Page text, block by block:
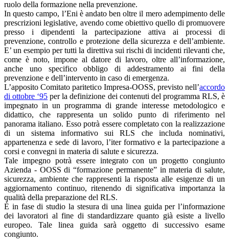
ruolo della formazione nella prevenzione.
In questo campo, l’Eni è andato ben oltre il mero adempimento delle
prescrizioni legislative, avendo come obiettivo quello di promuovere
presso i dipendenti la partecipazione attiva ai processi di
prevenzione, controllo e protezione della sicurezza e dell’ambiente.
E’ un esempio per tutti la direttiva sui rischi di incidenti rilevanti che,
come è noto, impone al datore di lavoro, oltre all’informazione,
anche uno specifico obbligo di addestramento ai fini della
prevenzione e dell’intervento in caso di emergenza.
L’apposito Comitato paritetico Impresa-OOSS, previsto nell’accordo
di ottobre ‘95 per la definizione dei contenuti del programma RLS, è
impegnato in un programma di grande interesse metodologico e
didattico, che rappresenta un solido punto di riferimento nel
panorama italiano. Esso potrà essere completato con la realizzazione
di un sistema informativo sui RLS che includa nominativi,
appartenenza e sede di lavoro, l’iter formativo e la partecipazione a
corsi e convegni in materia di salute e sicurezza.
Tale impegno potrà essere integrato con un progetto congiunto
Azienda - OOSS di “formazione permanente” in materia di salute,
sicurezza, ambiente che rappresenti la risposta alle esigenze di un
aggiornamento continuo, ritenendo di significativa importanza la
qualità della preparazione del RLS.
È in fase di studio la stesura di una linea guida per l’informazione
dei lavoratori al fine di standardizzare quanto già esiste a livello
europeo. Tale linea guida sarà oggetto di successivo esame
congiunto.